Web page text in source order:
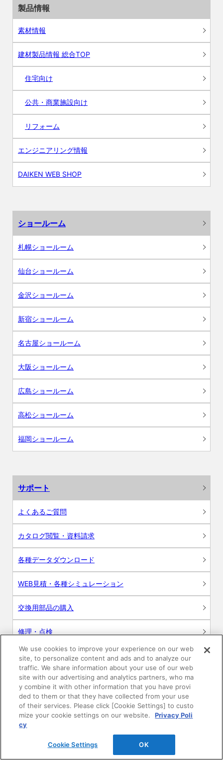
製品情報
素材情報
建材製品情報 総合TOP
住宅向け
公共・商業施設向け
リフォーム
エンジニアリング情報
DAIKEN WEB SHOP
ショールーム
札幌ショールーム
仙台ショールーム
金沢ショールーム
新宿ショールーム
名古屋ショールーム
大阪ショールーム
広島ショールーム
高松ショールーム
福岡ショールーム
サポート
よくあるご質問
カタログ閲覧・資料請求
各種データダウンロード
WEB見積・各種シミュレーション
交換用部品の購入
修理・点検
お問い合わせ
ログイン
建築・設計関係者様向けサイト
ユーザー登録サービス
WEB見積システム
We use cookies to improve your experience on our web
site, to personalize content and ads and to analyze our
traffic. We share information about your use of our web
site with our advertising and analytics partners, who ma
y combine it with other information that you have provi
ded to them or that they have collected from your use
of their services. Please click [Cookie Settings] to custo
mize your cookie settings on our website.
Privacy Poli
cy
Cookie Settings OK